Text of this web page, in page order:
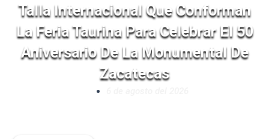
Talla Internacional Que Conforman
La Feria Taurina Para Celebrar El 50
Aniversario De La Monumental De
Zacatecas